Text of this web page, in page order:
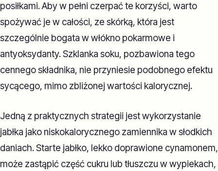
posiłkami. Aby w pełni czerpać te korzyści, warto
spożywać je w całości, ze skórką, która jest
szczególnie bogata w włókno pokarmowe i
antyoksydanty. Szklanka soku, pozbawiona tego
cennego składnika, nie przyniesie podobnego efektu
sycącego, mimo zbliżonej wartości kalorycznej.
Jedną z praktycznych strategii jest wykorzystanie
jabłka jako niskokalorycznego zamiennika w słodkich
daniach. Starte jabłko, lekko doprawione cynamonem,
może zastąpić część cukru lub tłuszczu w wypiekach,